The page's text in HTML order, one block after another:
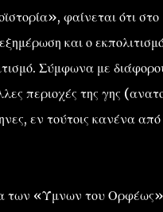
φαίνεται ότι στο
και ο
Σύμφωνα με
περιοχές της γης
εν τούτοις κανένα από
των «Ύμνων του